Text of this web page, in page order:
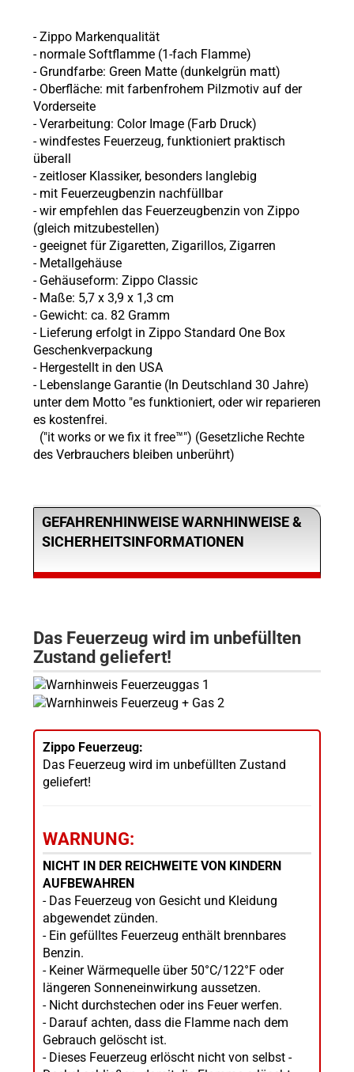
- Zippo Markenqualität
- normale Softflamme (1-fach Flamme)
- Grundfarbe: Green Matte (dunkelgrün matt)
- Oberfläche: mit farbenfrohem Pilzmotiv auf der
Vorderseite
- Verarbeitung: Color Image (Farb Druck)
- windfestes Feuerzeug, funktioniert praktisch
überall
- zeitloser Klassiker, besonders langlebig
- mit Feuerzeugbenzin nachfüllbar
- wir empfehlen das Feuerzeugbenzin von Zippo
(gleich mitzubestellen)
- geeignet für Zigaretten, Zigarillos, Zigarren
- Metallgehäuse
- Gehäuseform: Zippo Classic
- Maße: 5,7 x 3,9 x 1,3 cm
- Gewicht: ca. 82 Gramm
- Lieferung erfolgt in Zippo Standard One Box
Geschenkverpackung
- Hergestellt in den USA
- Lebenslange Garantie (In Deutschland 30 Jahre)
unter dem Motto "es funktioniert, oder wir reparieren
es kostenfrei.
("it works or we fix it free™") (Gesetzliche Rechte
des Verbrauchers bleiben unberührt)
GEFAHRENHINWEISE WARNHINWEISE &
SICHERHEITSINFORMATIONEN
Das Feuerzeug wird im unbefüllten
Zustand geliefert!
Zippo Feuerzeug:
Das Feuerzeug wird im unbefüllten Zustand
geliefert!
WARNUNG:
NICHT IN DER REICHWEITE VON KINDERN
AUFBEWAHREN
- Das Feuerzeug von Gesicht und Kleidung
abgewendet zünden.
- Ein gefülltes Feuerzeug enthält brennbares
Benzin.
- Keiner Wärmequelle über 50°C/122°F oder
längeren Sonneneinwirkung aussetzen.
- Nicht durchstechen oder ins Feuer werfen.
- Darauf achten, dass die Flamme nach dem
Gebrauch gelöscht ist.
- Dieses Feuerzeug erlöscht nicht von selbst -